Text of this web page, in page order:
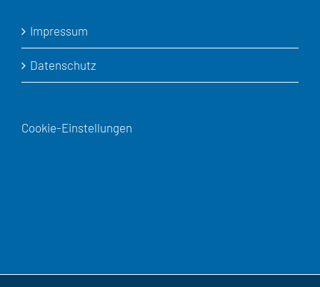
Impressum
Datenschutz
Cookie-Einstellungen